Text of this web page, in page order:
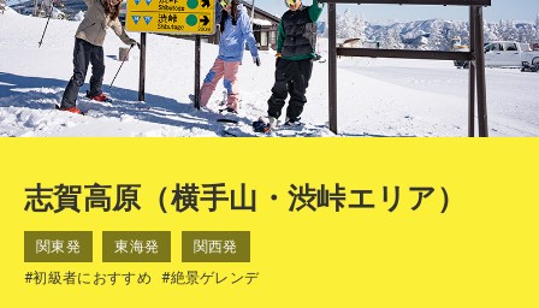
志賀高原（横手山・渋峠エリア）
関東発 東海発
関西発
#初級者におすすめ
#絶景ゲレンデ